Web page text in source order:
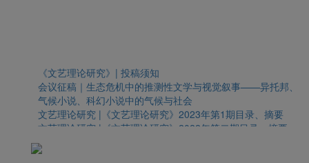
会议征稿｜生态危机中的推测性文学与视觉叙事——异托邦、
气候小说、科幻小说中的气候与社会
文艺理论研究 |《文艺理论研究》2023年第1期目录、摘要
文艺理论研究 |《文艺理论研究》2022年第二期目录、摘要
文艺理论研究 | 《文艺理论研究》2021年第1-6期总目录